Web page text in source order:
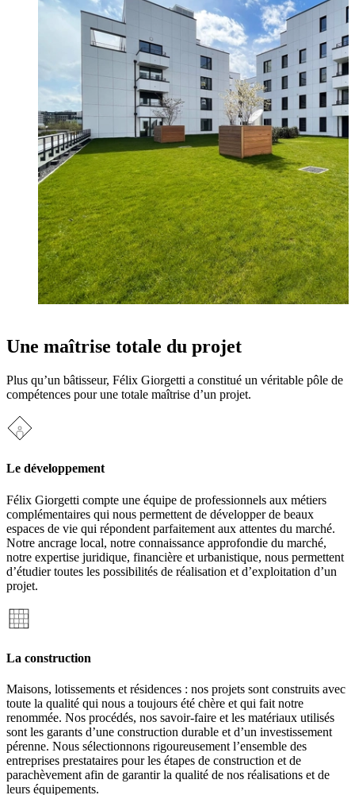
Une maîtrise totale du projet
Plus qu’un bâtisseur, Félix Giorgetti a constitué un véritable pôle de
compétences pour une totale maîtrise d’un projet.
Le développement
Félix Giorgetti compte une équipe de professionnels aux métiers
complémentaires qui nous permettent de développer de beaux
espaces de vie qui répondent parfaitement aux attentes du marché.
Notre ancrage local, notre connaissance approfondie du marché,
notre expertise juridique, financière et urbanistique, nous permettent
d’étudier toutes les possibilités de réalisation et d’exploitation d’un
projet.
La construction
Maisons, lotissements et résidences : nos projets sont construits avec
toute la qualité qui nous a toujours été chère et qui fait notre
renommée. Nos procédés, nos savoir-faire et les matériaux utilisés
sont les garants d’une construction durable et d’un investissement
pérenne. Nous sélectionnons rigoureusement l’ensemble des
entreprises prestataires pour les étapes de construction et de
parachèvement afin de garantir la qualité de nos réalisations et de
leurs équipements.